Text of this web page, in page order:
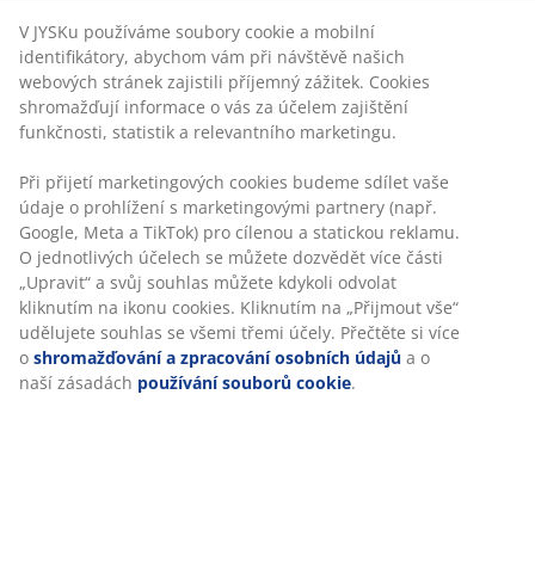
175 Kč /ks
šedá
85 Kč /ks
Původní cena:
100 Kč /ks
Dobrý nápad je také zabalit polštář do povlaku na
polštář nebo přikrývku do povlečení. Přidejte mašli a
vyhněte se tak tradičnímu balícímu papíru. Nebo
zabaltedekorační polštářčirámečekdoplédu
se nekladou.
V JYSKu používáme soubory cookie a mobilní
identifikátory, abychom vám při návštěvě našich
webových stránek zajistili příjemný zážitek. Cookies
shromažďují informace o vás za účelem zajištění
funkčnosti, statistik a relevantního marketingu.
Při přijetí marketingových cookies budeme sdílet vaše
údaje o prohlížení s marketingovými partnery (např.
Google, Meta a TikTok) pro cílenou a statickou reklamu.
O jednotlivých účelech se můžete dozvědět více části
„Upravit“ a svůj souhlas můžete kdykoli odvolat
kliknutím na ikonu cookies. Kliknutím na „Přijmout vše“
udělujete souhlas se všemi třemi účely. Přečtěte si více
o shromažďování a zpracování osobních údajů a o
naší zásadách používání souborů cookie.